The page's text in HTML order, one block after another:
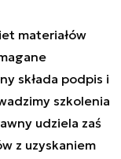
materiałów
składa podpis i
szkolenia
udziela zaś
z uzyskaniem